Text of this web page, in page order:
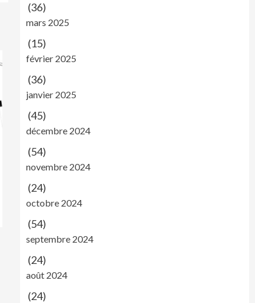
(36)
mars 2025
(15)
février 2025
(36)
janvier 2025
(45)
décembre 2024
(54)
novembre 2024
(24)
octobre 2024
(54)
septembre 2024
(24)
août 2024
(24)